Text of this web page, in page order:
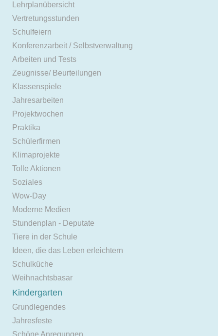
Lehrplanübersicht
Vertretungsstunden
Schulfeiern
Konferenzarbeit / Selbstverwaltung
Arbeiten und Tests
Zeugnisse/ Beurteilungen
Klassenspiele
Jahresarbeiten
Projektwochen
Praktika
Schülerfirmen
Klimaprojekte
Tolle Aktionen
Soziales
Wow-Day
Moderne Medien
Stundenplan - Deputate
Tiere in der Schule
Ideen, die das Leben erleichtern
Schulküche
Weihnachtsbasar
Kindergarten
Grundlegendes
Jahresfeste
Schöne Anregungen